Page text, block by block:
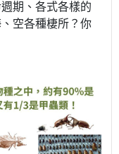
期、各式各樣的
空各種棲所？你